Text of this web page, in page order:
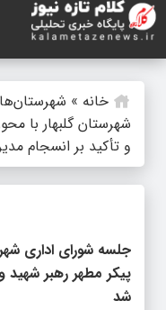
خانه » شهرستان‌ها
شهرستان گلبهار با
و تأکید بر انسجام
جلسه شورای اداری
پیکر مطهر رهبر شهید
شد